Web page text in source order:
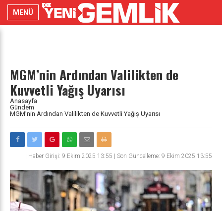
MENÜ
MGM’nin Ardından Valilikten de
Kuvvetli Yağış Uyarısı
Anasayfa
Gündem
MGM’nin Ardından Valilikten de Kuvvetli Yağış Uyarısı
Haber Girişi: 9 Ekim 2025 13:55 | Son Güncelleme: 9 Ekim 2025 13:55